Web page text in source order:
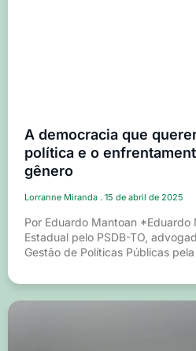
A democracia que
política e o
gênero
Lorranne Miranda 15 de abril de 2025
Por Eduardo Mantoan *Eduardo
Estadual pelo PSDB-TO,
Gestão de Políticas Públicas